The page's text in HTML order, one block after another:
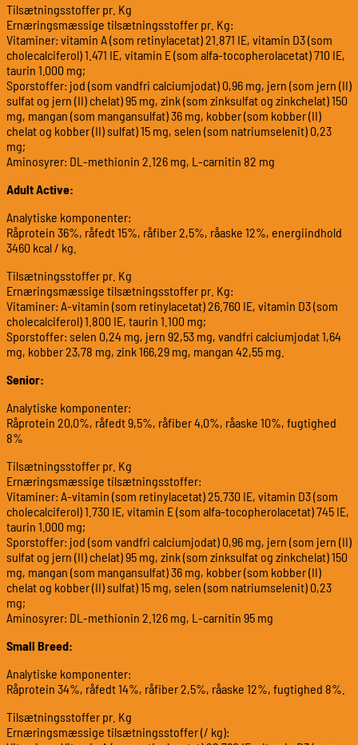
Tilsætningsstoffer pr. Kg
Ernæringsmæssige tilsætningsstoffer pr. Kg:
Vitaminer: vitamin A (som retinylacetat) 21.871 IE, vitamin D3 (som
cholecalciferol) 1.471 IE, vitamin E (som alfa-tocopherolacetat) 710 IE,
taurin 1.000 mg;
Sporstoffer: jod (som vandfri calciumjodat) 0,96 mg, jern (som jern (II)
sulfat og jern (II) chelat) 95 mg, zink (som zinksulfat og zinkchelat) 150
mg, mangan (som mangansulfat) 36 mg, kobber (som kobber (II)
chelat og kobber (II) sulfat) 15 mg, selen (som natriumselenit) 0,23
mg;
Aminosyrer: DL-methionin 2.126 mg, L-carnitin 82 mg
Adult Active:
Analytiske komponenter:
Råprotein 36%, råfedt 15%, råfiber 2,5%, råaske 12%, energiindhold
3460 kcal / kg.
Tilsætningsstoffer pr. Kg
Ernæringsmæssige tilsætningsstoffer pr. Kg:
Vitaminer: A-vitamin (som retinylacetat) 26.760 IE, vitamin D3 (som
cholecalciferol) 1.800 IE, taurin 1.100 mg;
Sporstoffer: selen 0,24 mg, jern 92,53 mg, vandfri calciumjodat 1,64
mg, kobber 23,78 mg, zink 166,29 mg, mangan 42,55 mg.
Senior:
Analytiske komponenter:
Råprotein 20,0%, råfedt 9,5%, råfiber 4,0%, råaske 10%, fugtighed
8%
Tilsætningsstoffer pr. Kg
Ernæringsmæssige tilsætningsstoffer:
Vitaminer: A-vitamin (som retinylacetat) 25.730 IE, vitamin D3 (som
cholecalciferol) 1.730 IE, vitamin E (som alfa-tocopherolacetat) 745 IE,
taurin 1.000 mg;
Sporstoffer: jod (som vandfri calciumjodat) 0,96 mg, jern (som jern (II)
sulfat og jern (II) chelat) 95 mg, zink (som zinksulfat og zinkchelat) 150
mg, mangan (som mangansulfat) 36 mg, kobber (som kobber (II)
chelat og kobber (II) sulfat) 15 mg, selen (som natriumselenit) 0,23
mg;
Aminosyrer: DL-methionin 2.126 mg, L-carnitin 95 mg
Small Breed:
Analytiske komponenter:
Råprotein 34%, råfedt 14%, råfiber 2,5%, råaske 12%, fugtighed 8%.
Tilsætningsstoffer pr. Kg
Ernæringsmæssige tilsætningsstoffer (/ kg):